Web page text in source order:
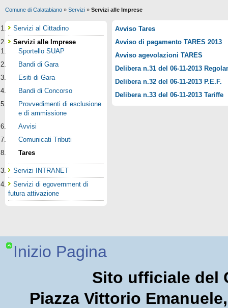
Comune di Calatabiano » Servizi » Servizi alle Imprese
Avviso Tares
Avviso di pagamento TARES 2013
Avviso agevolazioni TARES
Delibera n.31 del 06-11-2013
Delibera n.32 del 06-11-2013 P.E.F.
Delibera n.33 del 06-11-2013 Tariffe
Servizi al Cittadino
Servizi alle Imprese
Sportello SUAP
Bandi di Gara
Esiti di Gara
Bandi di Concorso
Provvedimenti di esclusione
e di ammissione
Avvisi
Comunicati Tributi
Tares
Servizi INTRANET
Servizi di egovernment di
futura attivazione
Inizio Pagina
Sito ufficiale del
Piazza Vittorio